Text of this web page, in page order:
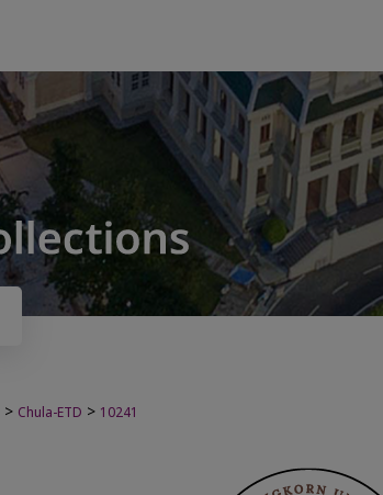
> Chula-ETD > 10241